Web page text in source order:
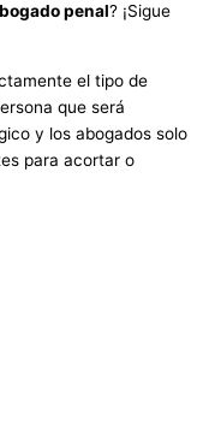
penal? ¡Sigue
el tipo de
que será
y los abogados solo
para acortar o